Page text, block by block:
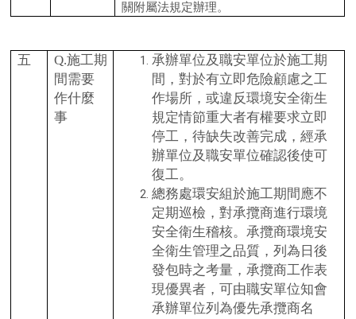
關附屬法規定辦理。
五 Q.施工期
間需要
作什麼
事
承辦單位及職安單位於施工期
間，對於有立即危險顧慮之工
作場所，或違反環境安全衛生
規定情節重大者有權要求立即
停工，待缺失改善完成，經承
辦單位及職安單位確認後使可
復工。
總務處環安組於施工期間應不
定期巡檢，對承攬商進行環境
安全衛生稽核。承攬商環境安
全衛生管理之品質，列為日後
發包時之考量，承攬商工作表
現優異者，可由職安單位知會
承辦單位列為優先承攬商名